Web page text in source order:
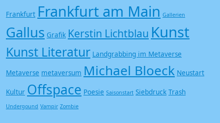
Frankfurt Frankfurt am Main Gallerien
Gallus Grafik Kerstin Lichtblau Kunst
Kunst Literatur Landgrabbing im Metaverse
Metaverse metaversum Michael Bloeck Neustart
Kultur Offspace Poesie Saisonstart Siebdruck Trash
Undergound Vampir Zombie